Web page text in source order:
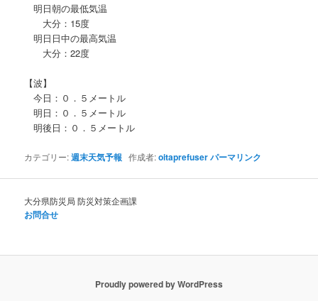
明日朝の最低気温
大分：15度
明日日中の最高気温
大分：22度
【波】
今日：０．５メートル
明日：０．５メートル
明後日：０．５メートル
カテゴリー:週末天気予報 作成者:oitaprefuserパーマリンク
大分県防災局 防災対策企画課
お問合せ
Proudly powered by WordPress